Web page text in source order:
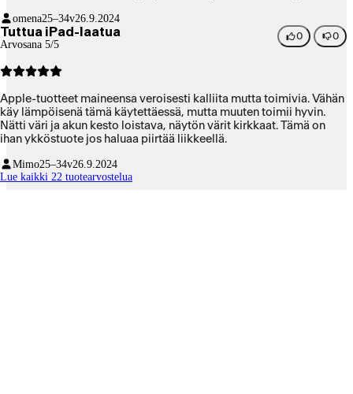
todella tarkka. Tekstin tunnistus kuvakaappauksista toimii
nopeasti. Otin Stage Managerin käyttöön, ja moniajo sekä
puhelinsovellusten käyttökokemus paranivat heti huomattavasti.
tallennustilalla voisi korvata MacBookin. Sitä en kuitenkaan
omena25–34v26.9.2024
Tuttua iPad-laatua
Arvosana 5/5
0 0
Apple-tuotteet maineensa veroisesti kalliita mutta toimivia. Vähän
käy lämpöisenä tämä käytettäessä, mutta muuten toimii hyvin.
Nätti väri ja akun kesto loistava, näytön värit kirkkaat. Tämä on
ihan ykköstuote jos haluaa piirtää liikkeellä.
Mimo25–34v26.9.2024
Lue kaikki 22 tuotearvostelua